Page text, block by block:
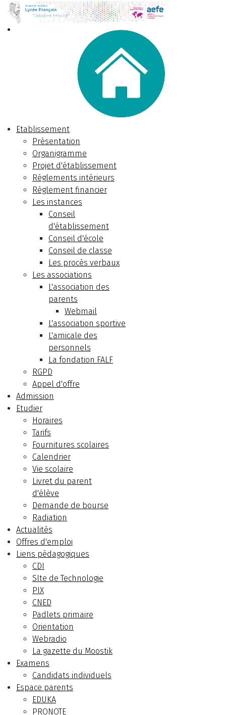
Etablissement
Présentation
Organigramme
Projet d'établissement
Réglements intérieurs
Réglement financier
Les instances
Conseil
d'établissement
Conseil d'école
Conseil de classe
Les procès verbaux
Les associations
L'association des
parents
Webmail
L'association sportive
L'amicale des
personnels
La fondation FALF
RGPD
Appel d'offre
Admission
Etudier
Horaires
Tarifs
Fournitures scolaires
Calendrier
Vie scolaire
Livret du parent
d'élève
Demande de bourse
Radiation
Actualités
Offres d'emploi
Liens pédagogiques
CDI
SIte de Technologie
PIX
CNED
Padlets primaire
Orientation
Webradio
La gazette du Moostik
Examens
Candidats individuels
Espace parents
EDUKA
PRONOTE